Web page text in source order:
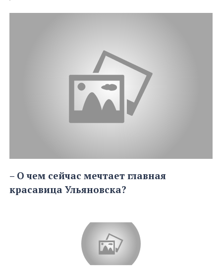
– О чем сейчас мечтает главная
красавица Ульяновска?